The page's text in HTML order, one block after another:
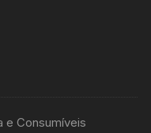
Consumíveis